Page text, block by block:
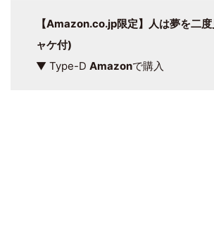
【Amazon.co.jp限定】人は夢を二
ャケ付)
▼ Type-D Amazonで購入